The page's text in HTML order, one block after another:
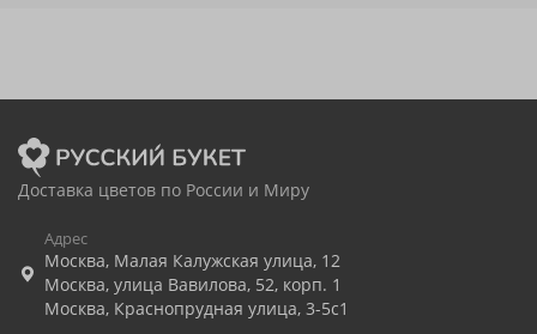
Доставка цветов по России и Миру
Адрес
Москва, Малая Калужская улица, 12
Москва, улица Вавилова, 52, корп. 1
Москва, Краснопрудная улица, 3-5с1